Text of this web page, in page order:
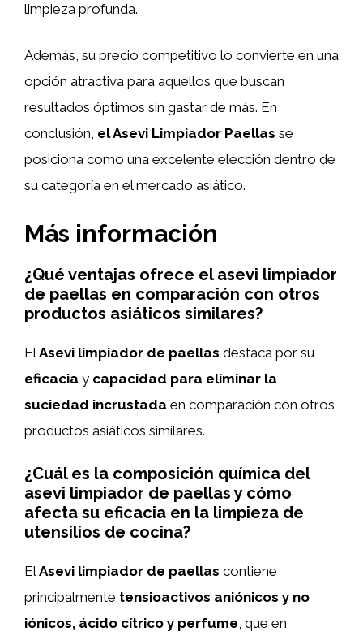
limpieza profunda.
Además, su precio competitivo lo convierte en una
opción atractiva para aquellos que buscan
resultados óptimos sin gastar de más. En
conclusión, el Asevi Limpiador Paellas se
posiciona como una excelente elección dentro de
su categoría en el mercado asiático.
Más información
¿Qué ventajas ofrece el asevi limpiador
de paellas en comparación con otros
productos asiáticos similares?
ElAsevi limpiador de paellas destaca por su
eficacia y capacidad para eliminar la
suciedad incrustada en comparación con otros
productos asiáticos similares.
¿Cuál es la composición química del
asevi limpiador de paellas y cómo
afecta su eficacia en la limpieza de
utensilios de cocina?
ElAsevi limpiador de paellas contiene
principalmente tensioactivos aniónicos y no
iónicos, ácido cítrico y perfume, que en